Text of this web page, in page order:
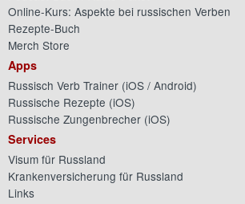
Online-Kurs: Aspekte bei russischen Verben
Rezepte-Buch
Merch Store
Apps
Russisch Verb Trainer (iOS / Android)
Russische Rezepte (iOS)
Russische Zungenbrecher (iOS)
Services
Visum für Russland
Krankenversicherung für Russland
Links